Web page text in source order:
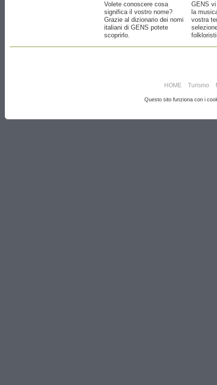
Volete conoscere cosa
significa il vostro nome?
Grazie al dizionario dei nomi
italiani di GENS potete
scoprirlo.
GENS
la
vostra
HOME Turismo
Questo sito funziona con i